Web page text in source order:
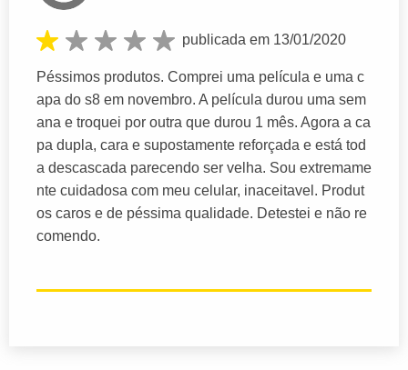
publicada em 13/01/2020
Péssimos produtos. Comprei uma película e uma c
apa do s8 em novembro. A película durou uma sem
ana e troquei por outra que durou 1 mês. Agora a ca
pa dupla, cara e supostamente reforçada e está tod
a descascada parecendo ser velha. Sou extremame
nte cuidadosa com meu celular, inaceitavel. Produt
os caros e de péssima qualidade. Detestei e não re
comendo.